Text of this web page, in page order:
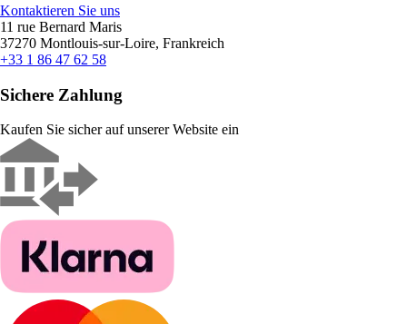
Kontaktieren Sie uns
11 rue Bernard Maris
37270 Montlouis-sur-Loire, Frankreich
+33 1 86 47 62 58
Sichere Zahlung
Kaufen Sie sicher auf unserer Website ein